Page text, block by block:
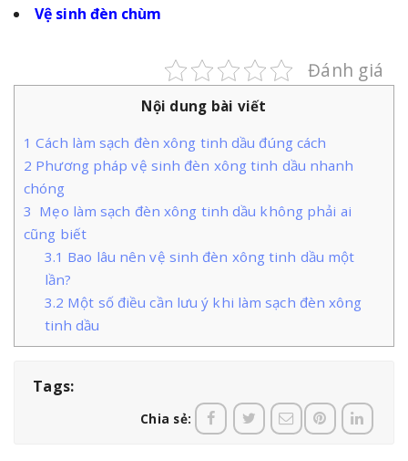
Vệ sinh đèn chùm
Đánh giá
Nội dung bài viết
1 Cách làm sạch đèn xông tinh dầu đúng cách
2 Phương pháp vệ sinh đèn xông tinh dầu nhanh
chóng
3 Mẹo làm sạch đèn xông tinh dầu không phải ai
cũng biết
3.1 Bao lâu nên vệ sinh đèn xông tinh dầu một
lần?
3.2 Một số điều cần lưu ý khi làm sạch đèn xông
tinh dầu
Tags:
Chia sẻ: